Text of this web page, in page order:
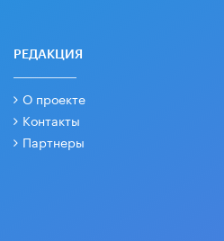
РЕДАКЦИЯ
О проекте
Контакты
Партнеры